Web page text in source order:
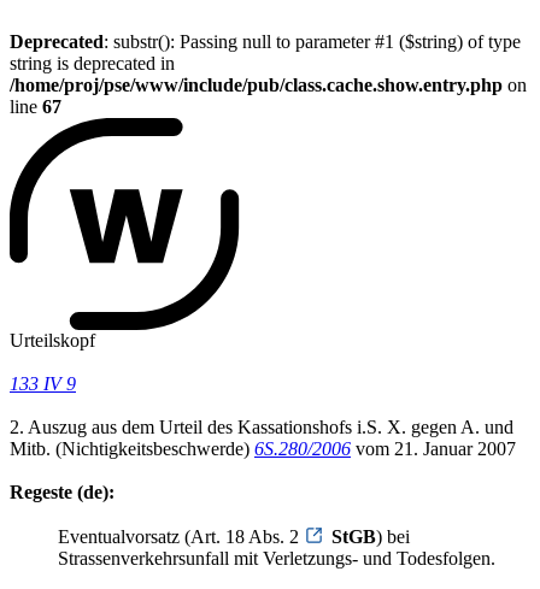
Deprecated: substr(): Passing null to parameter #1 ($string) of type
string is deprecated in
/home/proj/pse/www/include/pub/class.cache.show.entry.php on
line 67
Urteilskopf
133 IV 9
2. Auszug aus dem Urteil des Kassationshofs i.S. X. gegen A. und
Mitb. (Nichtigkeitsbeschwerde) 6S.280/2006 vom 21. Januar 2007
Regeste (de):
Eventualvorsatz (Art. 18 Abs. 2 StGB) bei
Strassenverkehrsunfall mit Verletzungs- und Todesfolgen.